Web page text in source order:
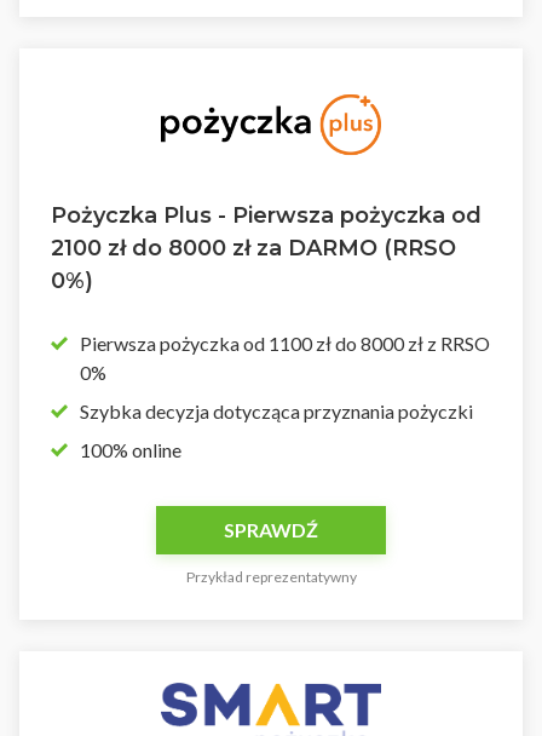
Pożyczka Plus - Pierwsza pożyczka od
2100 zł do 8000 zł za DARMO (RRSO
0%)
Pierwsza pożyczka od 1100 zł do 8000 zł z RRSO
0%
Szybka decyzja dotycząca przyznania pożyczki
100% online
SPRAWDŹ
Przykład reprezentatywny